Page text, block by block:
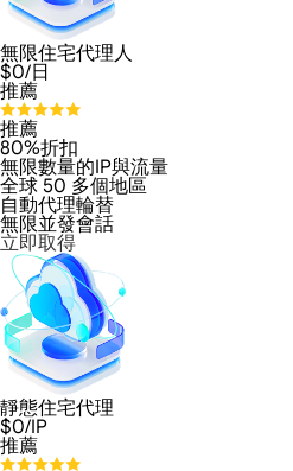
無限住宅代理人
$0/日
推薦
推薦
80%折扣
無限數量的IP與流量
全球 50 多個地區
自動代理輪替
無限並發會話
立即取得
靜態住宅代理
$0/IP
推薦